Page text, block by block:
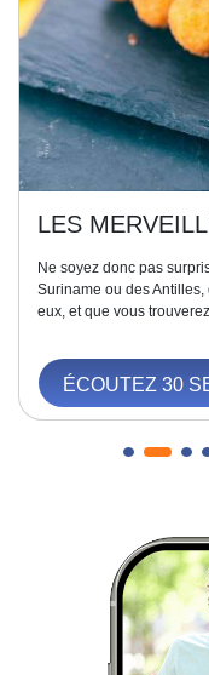
LES
Ne soyez donc pas
Suriname ou des
eux, et que vous
ÉCOUTEZ 30